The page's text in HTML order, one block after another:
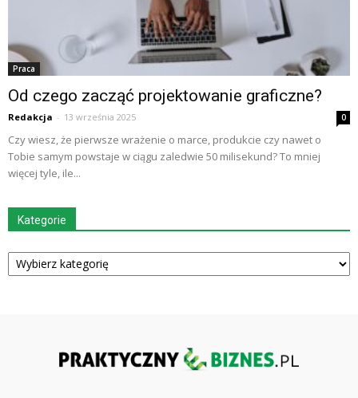
Praca
Od czego zacząć projektowanie graficzne?
Redakcja - 13 września 2025 0
Czy wiesz, że pierwsze wrażenie o marce, produkcie czy nawet o
Tobie samym powstaje w ciągu zaledwie 50 milisekund? To mniej
więcej tyle, ile...
Kategorie
Kategorie